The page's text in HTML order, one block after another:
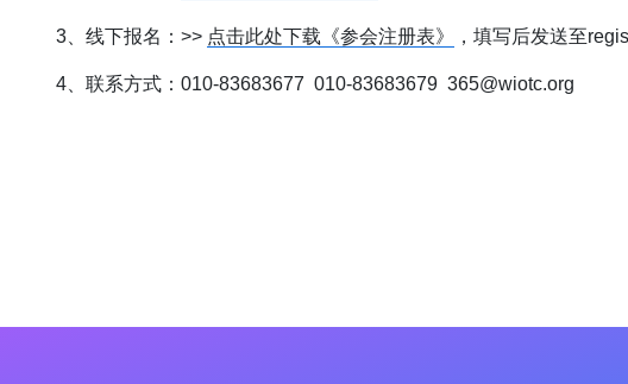
3、线下报名：>> 点击此处下载《参会注册表》 ，填写后发送至
4、联系方式：010-83683677 010-83683679 365@wiotc.org